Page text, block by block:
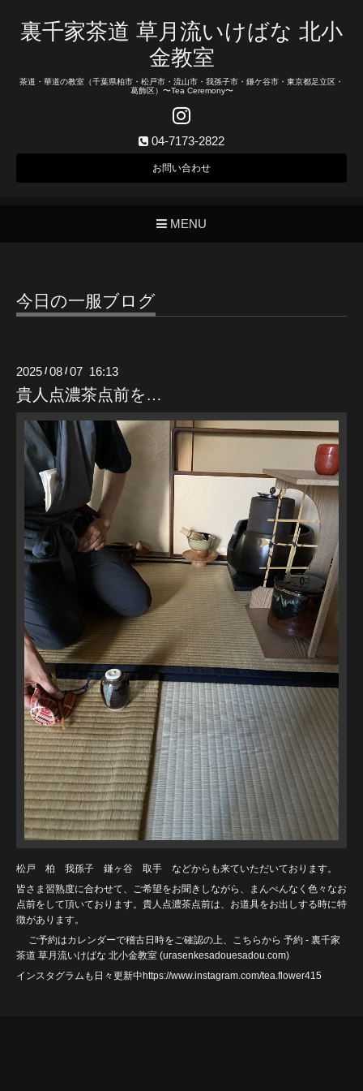
裏千家茶道 草月流いけばな 北小
金教室
茶道・華道の教室（千葉県柏市・松戸市・流山市・我孫子市・鎌ケ谷市・東京都足立区・
葛飾区）〜Tea Ceremony〜
04-7173-2822
お問い合わせ
MENU
今日の一服ブログ
2025 /08 /07 16:13
貴人点濃茶点前を…
松戸 柏 我孫子 鎌ヶ谷 取手 などからも来ていただいております。
皆さま習熟度に合わせて、ご希望をお聞きしながら、まんべんなく色々なお
点前をして頂いております。貴人点濃茶点前は、お道具をお出しする時に特
徴があります。
ご予約はカレンダーで稽古日時をご確認の上、こちらから 予約 - 裏千家
茶道 草月流いけばな 北小金教室 (urasenkesadouesadou.com)
インスタグラムも日々更新中https://www.instagram.com/tea.flower415